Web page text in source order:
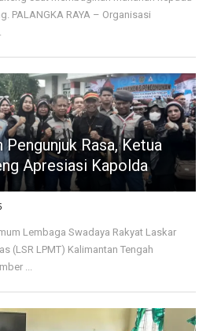
PALANGKA RAYA – Organisasi
Pengunjuk Rasa, Ketua
Apresiasi Kapolda
Lembaga Swadaya Rakyat Laskar
(LSR LPMT) Kalimantan Tengah
...